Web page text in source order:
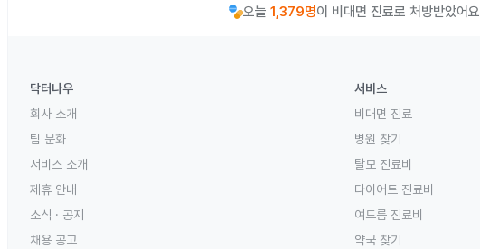
오늘 1,379명이 비대면 진료로 처방받았어요
닥터나우
회사 소개
팀 문화
서비스 소개
제휴 안내
소식 · 공지
채용 공고
서비스
비대면 진료
병원 찾기
탈모 진료비
다이어트 진료비
여드름 진료비
약국 찾기